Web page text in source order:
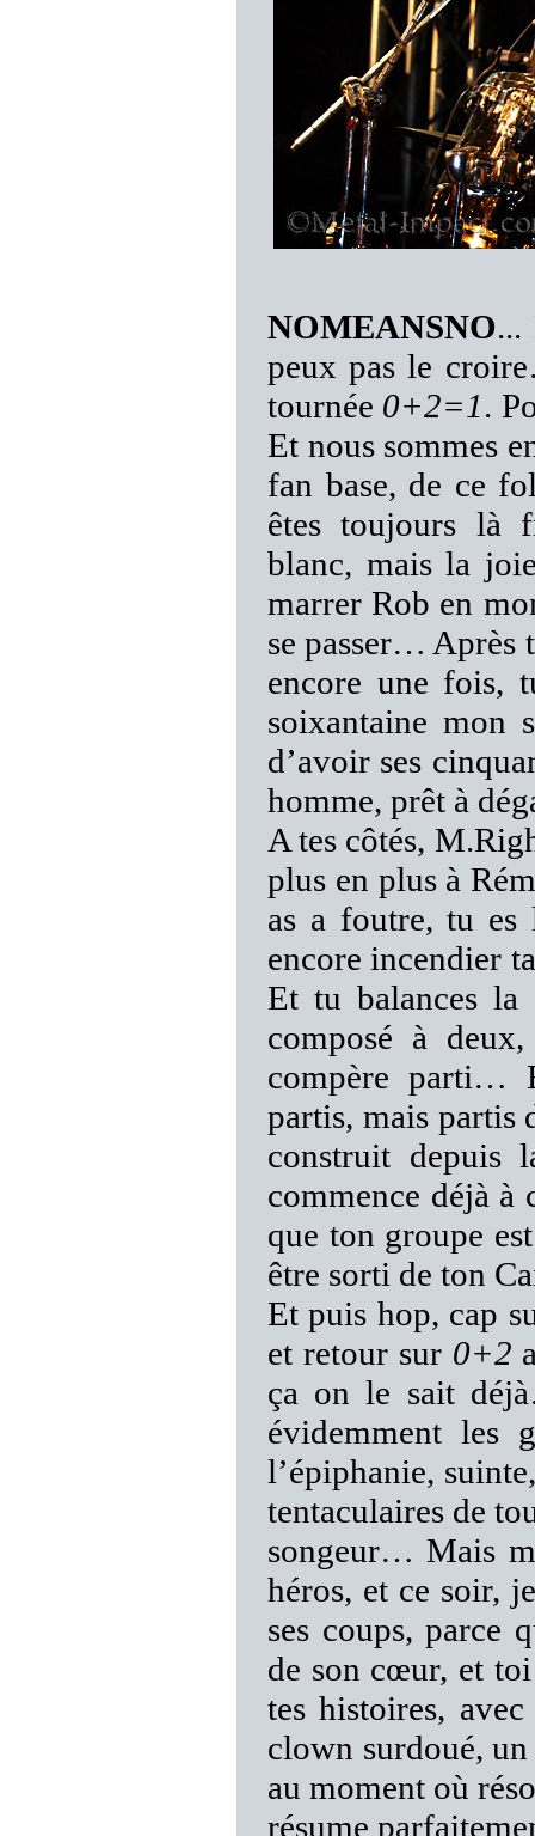
NOMEANSNO...
peux pas le
tournée 0+2=1.
Et nous sommes
fan base, de ce
êtes toujours là
blanc, mais la
marrer Rob en
se passer… Après
encore une fois,
soixantaine mon
d’avoir ses
homme, prêt à
A tes côtés,
plus en plus à
as a foutre, tu es
encore incendier
Et tu balances la
composé à
compère parti…
partis, mais partis
construit depuis
commence déjà à
que ton groupe
être sorti de ton
Et puis hop, cap
et retour sur 0+2
ça on le sait
évidemment les
l’épiphanie,
tentaculaires de
songeur… Mais
héros, et ce soir,
ses coups, parce
de son cœur, et
tes histoires,
clown surdoué,
au moment où
résume